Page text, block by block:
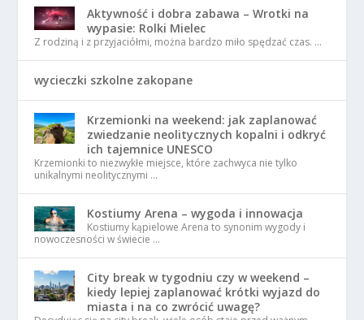
Aktywność i dobra zabawa – Wrotki na
wypasie: Rolki Mielec
Z rodziną i z przyjaciółmi, można bardzo miło spędzać czas. …
wycieczki szkolne zakopane
Krzemionki na weekend: jak zaplanować
zwiedzanie neolitycznych kopalni i odkryć
ich tajemnice UNESCO
Krzemionki to niezwykłe miejsce, które zachwyca nie tylko
unikalnymi neolitycznymi …
Kostiumy Arena – wygoda i innowacja
Kostiumy kąpielowe Arena to synonim wygody i
nowoczesności w świecie …
City break w tygodniu czy w weekend –
kiedy lepiej zaplanować krótki wyjazd do
miasta i na co zwrócić uwagę?